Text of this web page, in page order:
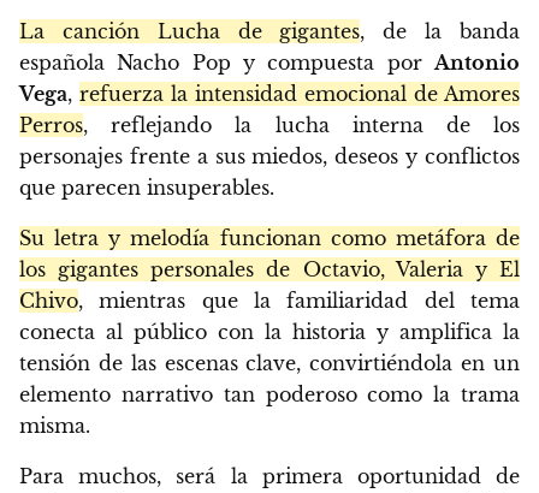
La canción Lucha de gigantes, de la banda
española Nacho Pop y compuesta por Antonio
Vega, refuerza la intensidad emocional de Amores
Perros, reflejando la lucha interna de los
personajes frente a sus miedos, deseos y conflictos
que parecen insuperables.
Su letra y melodía funcionan como metáfora de
los gigantes personales de Octavio, Valeria y El
Chivo, mientras que la familiaridad del tema
conecta al público con la historia y amplifica la
tensión de las escenas clave, convirtiéndola en un
elemento narrativo tan poderoso como la trama
misma.
Para muchos, será la primera oportunidad de